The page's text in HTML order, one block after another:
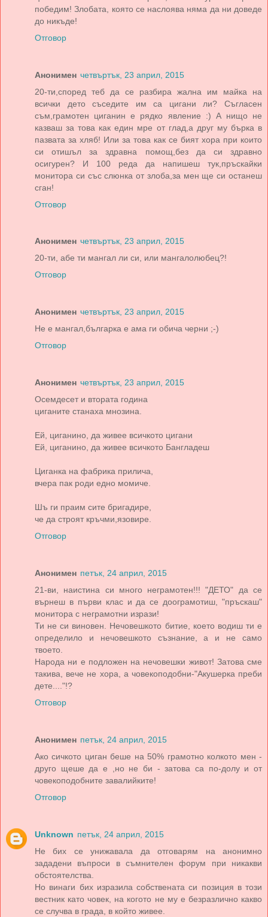
победим! Злобата, която се наслоява няма да ни доведе
до никъде!
Отговор
Анонимен четвъртък, 23 април, 2015
20-ти,според теб да се разбира жална им майка на
всички дето съседите им са цигани ли? Съгласен
съм,грамотен циганин е рядко явление :) А нищо не
казваш за това как един мре от глад,а друг му бърка в
пазвата за хляб! Или за това как се бият хора при които
си отишъл за здравна помощ,без да си здравно
осигурен? И 100 реда да напишеш тук,пръскайки
монитора си със слюнка от злоба,за мен ще си останеш
сган!
Отговор
Анонимен четвъртък, 23 април, 2015
20-ти, абе ти мангал ли си, или мангалолюбец?!
Отговор
Анонимен четвъртък, 23 април, 2015
Не е мангал,българка е ама ги обича черни ;-)
Отговор
Анонимен четвъртък, 23 април, 2015
Осемдесет и втората година
циганите станаха мнозина.
Ей, циганино, да живее всичкото цигани
Ей, циганино, да живее всичкото Бангладеш
Циганка на фабрика прилича,
вчера пак роди едно момиче.
Шъ ги праим сите бригадире,
че да строят кръчми,язовире.
Отговор
Анонимен петък, 24 април, 2015
21-ви, наистина си много неграмотен!!! "ДЕТО" да се
върнеш в първи клас и да се доограмотиш, "пръскаш"
монитора с неграмотни изрази!
Ти не си виновен. Нечовешкото битие, което водиш ти е
определило и нечовешкото съзнание, а и не само
твоето.
Народа ни е подложен на нечовешки живот! Затова сме
такива, вече не хора, а човекоподобни-"Акушерка преби
дете...."!?
Отговор
Анонимен петък, 24 април, 2015
Ако сичкото циган беше на 50% грамотно колкото мен -
друго щеше да е ,но не би - затова са по-долу и от
човекоподобните завалийките!
Отговор
Unknown петък, 24 април, 2015
Не бих се унижавала да отговарям на анонимно
зададени въпроси в съмнителен форум при никакви
обстоятелства.
Но винаги бих изразила собствената си позиция в този
вестник като човек, на когото не му е безразлично какво
се случва в града, в който живее.